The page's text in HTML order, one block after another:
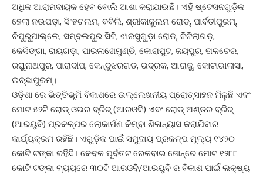
ଅଧିକ ଆରାମଦାୟକ ହେବ ବୋଲି ଆଶା କରାଯାଉଛି। ଏହି ଷ୍ଟେସନଗୁଡ଼ିକ
ହେଲା ନଉପଡ଼ା, ସିଂହଚଲମ, ବବିଲି, ଶ୍ରୀକାକୁଲମ ରୋଡ୍, ପାର୍ବତୀପୁରମ୍,
ଚିପୁରୁପାଲ୍ଲେ, ସମ୍ବଲପୁର ସିଟି, ଝାରସୁଗୁଡ଼ା ରୋଡ୍, ଟିଟିଲାଗଡ଼,
କେସିଙ୍ଗା, ରାୟଗଡ଼ା, ପାରଳାଖେମୁଣ୍ଡି, କୋରାପୁଟ, ଜୟପୁର, ତାଳଚେର,
ରଘୁନାଥପୁର, ପାରାଦୀପ, କେନ୍ଦୁଝରଗଡ, ଭଦ୍ରକ, ଆରାକୁ, କୋଟାଭାଲାସା,
ଇଚ୍ଛାପୁରମ୍।
ଓଡ଼ିଶା ରେ ଭିତ୍ତିଭୂମି ବିକାଶରେ ଉଲ୍ଲେଖନୀୟ ପ୍ରୋତ୍ସାହନ ମିଳୁଛି ଏବଂ
ମୋଟ ୫୨ଟି ରୋଡ୍ ଓଭର ବ୍ରିଜ୍ (ଆରଓବି) ଏବଂ ରୋଡ୍ ଅଣ୍ଡର ବ୍ରିଜ୍
(ଆରୟୁବି) ପ୍ରକଳ୍ପର ଲୋକାର୍ପଣ କିମ୍ବା ଶିଳାନ୍ୟାସ କରାଯିବାର
କାର୍ଯ୍ୟକ୍ରମ ରହିଛି। ଏଗୁଡ଼ିକ ପାଇଁ ସମୁଦାୟ ପ୍ରକଳ୍ପ ମୂଲ୍ୟ ୧୪୨୦
କୋଟି ଟଙ୍କା ରହିଛି। କେବଳ ପୂର୍ବତଟ ରେଳବାଇ ଜୋନ୍ରେ ମୋଟ ୧୨୮୮
କୋଟି ଟଙ୍କା ବ୍ୟୟରେ ୩୦ଟି ଆରଓବି/ଆରୟୁବି ର ବିକାଶ ପାଇଁ ଲକ୍ଷ୍ୟ